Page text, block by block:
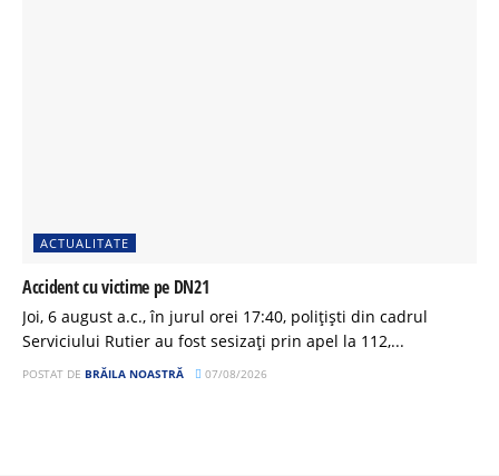
ACTUALITATE
Accident cu victime pe DN21
Joi, 6 august a.c., în jurul orei 17:40, polițiști din cadrul
Serviciului Rutier au fost sesizați prin apel la 112,...
POSTAT DE BRĂILA NOASTRĂ 07/08/2026